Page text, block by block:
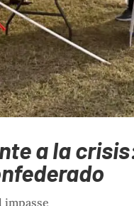
a la
impasse